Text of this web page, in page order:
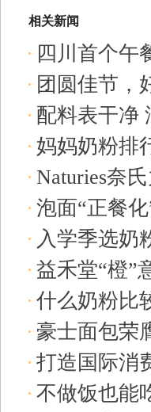
相关新闻
四川首个午
肉片通过
团圆佳节，
09-11
配料表干净
04
妈妈奶粉排
Naturies奈
08-28
泡面“正餐
入学季选奶
08-22
益禾堂“橙”
元气
2025-
什么奶粉比
2025-08-19
豪士面包荣
打造国际消
2025-08-16
不做饭也能